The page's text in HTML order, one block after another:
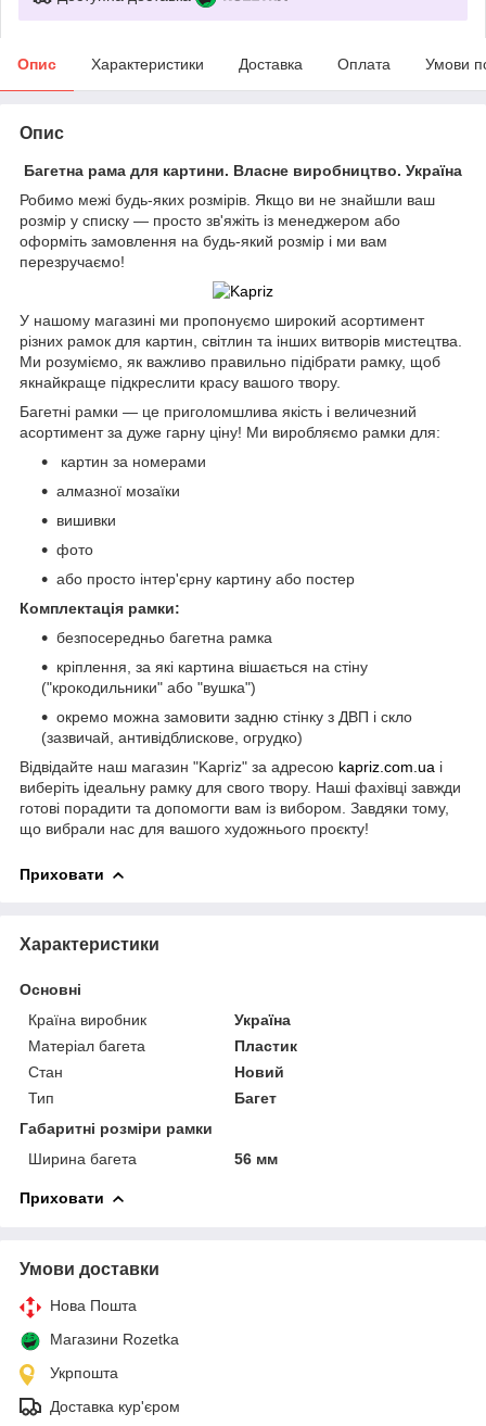
Опис Характеристики Доставка Оплата Умови
Опис
Багетна рама для картини. Власне виробництво. Україна
Робимо межі будь-яких розмірів. Якщо ви не знайшли ваш
розмір у списку — просто зв'яжіть із менеджером або
оформіть замовлення на будь-який розмір і ми вам
перезручаємо!
У нашому магазині ми пропонуємо широкий асортимент
різних рамок для картин, світлин та інших витворів мистецтва.
Ми розуміємо, як важливо правильно підібрати рамку, щоб
якнайкраще підкреслити красу вашого твору.
Багетні рамки — це приголомшлива якість і величезний
асортимент за дуже гарну ціну! Ми виробляємо рамки для:
картин за номерами
алмазної мозаїки
вишивки
фото
або просто інтер'єрну картину або постер
Комплектація рамки:
безпосередньо багетна рамка
кріплення, за які картина вішається на стіну
("крокодильники" або "вушка")
окремо можна замовити задню стінку з ДВП і скло
(зазвичай, антивідблискове, огрудко)
Відвідайте наш магазин "Kapriz" за адресою kapriz.com.ua і
виберіть ідеальну рамку для свого твору. Наші фахівці завжди
готові порадити та допомогти вам із вибором. Завдяки тому,
що вибрали нас для вашого художнього проєкту!
Приховати
Характеристики
Основні
Країна виробник
Україна
Матеріал багета
Пластик
Стан
Новий
Тип
Багет
Габаритні розміри рамки
Ширина багета
56 мм
Приховати
Умови доставки
Нова Пошта
Магазини Rozetka
Укрпошта
Доставка кур'єром